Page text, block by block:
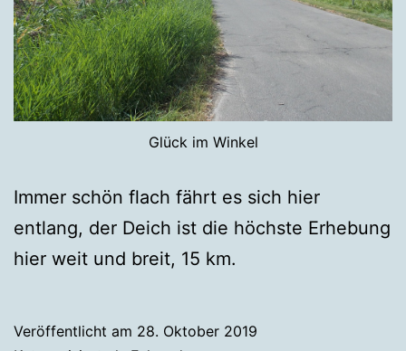
Glück im Winkel
Immer schön flach fährt es sich hier
entlang, der Deich ist die höchste Erhebung
hier weit und breit, 15 km.
Veröffentlicht am 28. Oktober 2019